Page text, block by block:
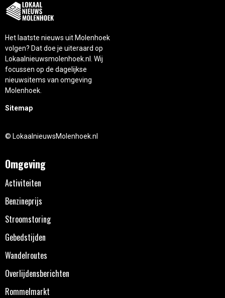
Het laatste nieuws uit Molenhoek
volgen? Dat doe je uiteraard op
Lokaalnieuwsmolenhoek.nl. Wij
focussen op de dagelijkse
nieuwsitems van omgeving
Molenhoek.
Sitemap
© LokaalnieuwsMolenhoek.nl
Omgeving
Activiteiten
Benzineprijs
Stroomstoring
Gebedstijden
Wandelroutes
Overlijdensberichten
Rommelmarkt